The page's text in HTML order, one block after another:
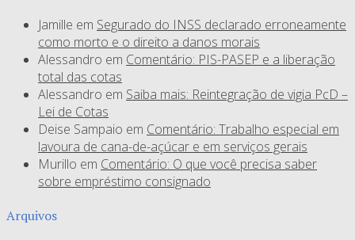
Jamille em Segurado do INSS declarado erroneamente
como morto e o direito a danos morais
Alessandro em Comentário: PIS-PASEP e a liberação
total das cotas
Alessandro em Saiba mais: Reintegração de vigia PcD –
Lei de Cotas
Deise Sampaio em Comentário: Trabalho especial em
lavoura de cana-de-açúcar e em serviços gerais
Murillo em Comentário: O que você precisa saber
sobre empréstimo consignado
Arquivos